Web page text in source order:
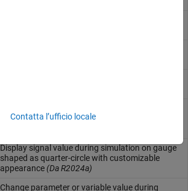
button with customizable appearance
Display signal value during simulation on gauge
shaped as quarter-circle with customizable
appearance(Da R2024a)
Change parameter or variable value during
Contatta l’ufficio locale